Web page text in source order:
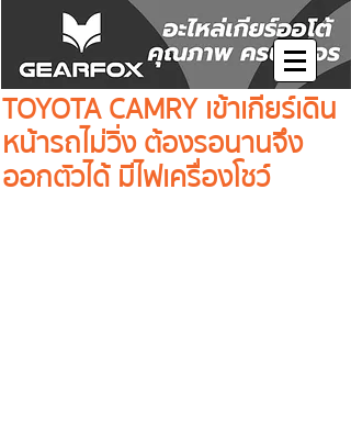
TOYOTA CAMRY เข้าเกียร์เดิน
หน้ารถไม่วิ่ง ต้องรอนานจึง
ออกตัวได้ มีไฟเครื่องโชว์